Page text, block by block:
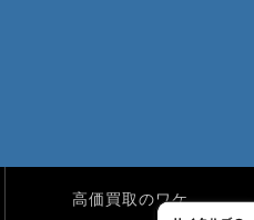
高価買取のワケ